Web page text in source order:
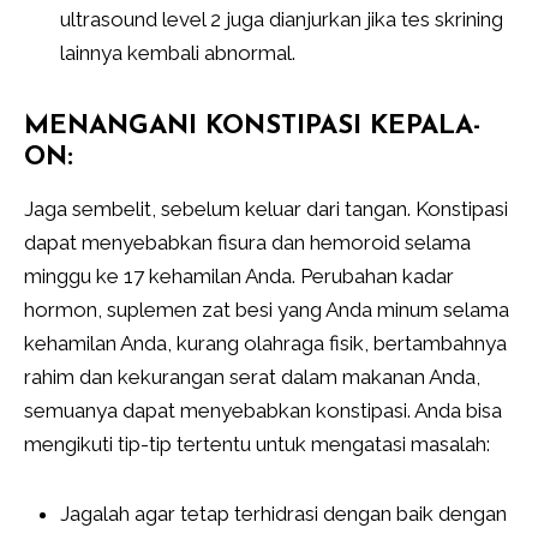
ultrasound level 2 juga dianjurkan jika tes skrining
lainnya kembali abnormal.
MENANGANI KONSTIPASI KEPALA-
ON:
Jaga sembelit, sebelum keluar dari tangan. Konstipasi
dapat menyebabkan fisura dan hemoroid selama
minggu ke 17 kehamilan Anda. Perubahan kadar
hormon, suplemen zat besi yang Anda minum selama
kehamilan Anda, kurang olahraga fisik, bertambahnya
rahim dan kekurangan serat dalam makanan Anda,
semuanya dapat menyebabkan konstipasi. Anda bisa
mengikuti tip-tip tertentu untuk mengatasi masalah:
Jagalah agar tetap terhidrasi dengan baik dengan